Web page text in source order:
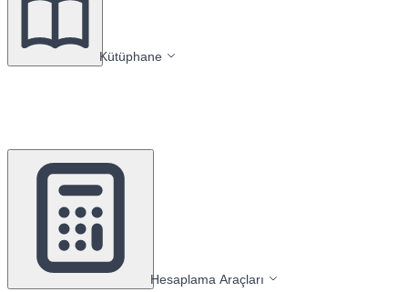
Kütüphane
Hesaplama Araçları